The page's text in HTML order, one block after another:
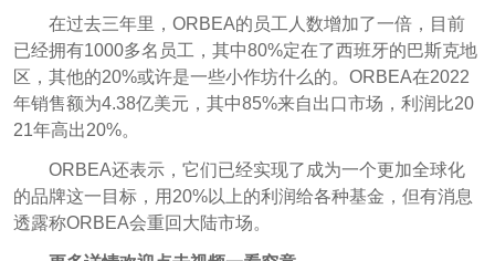
在过去三年里，ORBEA的员工人数增加了一倍，目前
已经拥有1000多名员工，其中80%定在了西班牙的巴斯克地
区，其他的20%或许是一些小作坊什么的。ORBEA在2022
年销售额为4.38亿美元，其中85%来自出口市场，利润比20
21年高出20%。
ORBEA还表示，它们已经实现了成为一个更加全球化
的品牌这一目标，用20%以上的利润给各种基金，但有消息
透露称ORBEA会重回大陆市场。